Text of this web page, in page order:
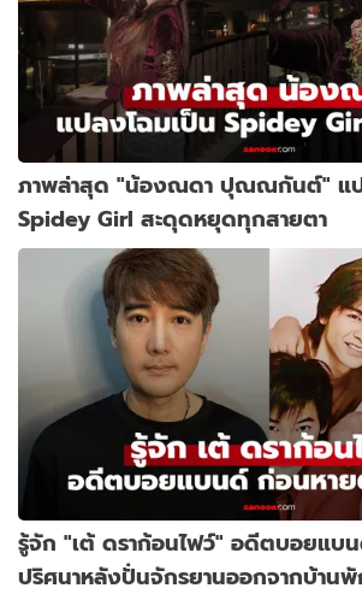
ภาพล่าสุด "น้องณดา ปุณณกันต์" แป
Spidey Girl สะดุดหยุดทุกสายตา
รู้จัก "เต้ ดราก้อนไฟว์" อดีตบอยแบ
ปริศนาหลังปั่นจักรยานออกจากบ้าน